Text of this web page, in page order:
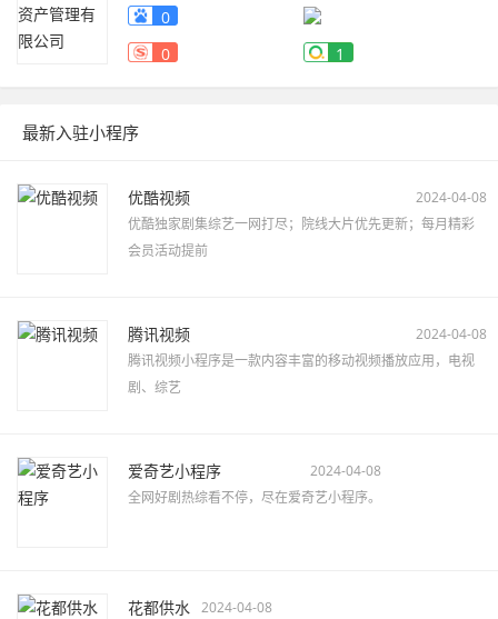
0
0
1
最新入驻小程序
优酷视频
2024-04-08
优酷独家剧集综艺一网打尽；院线大片优先更新；每月精彩
会员活动提前
腾讯视频
2024-04-08
腾讯视频小程序是一款内容丰富的移动视频播放应用，电视
剧、综艺
爱奇艺小程序
2024-04-08
全网好剧热综看不停，尽在爱奇艺小程序。
花都供水
2024-04-08